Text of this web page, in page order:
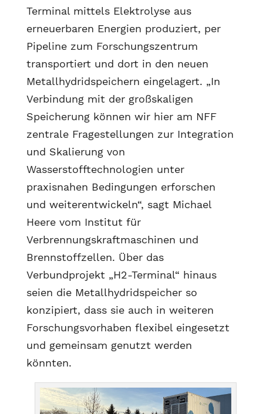
Terminal mittels Elektrolyse aus
erneuerbaren Energien produziert, per
Pipeline zum Forschungszentrum
transportiert und dort in den neuen
Metallhydridspeichern eingelagert. „In
Verbindung mit der großskaligen
Speicherung können wir hier am NFF
zentrale Fragestellungen zur Integration
und Skalierung von
Wasserstofftechnologien unter
praxisnahen Bedingungen erforschen
und weiterentwickeln“, sagt Michael
Heere vom Institut für
Verbrennungskraftmaschinen und
Brennstoffzellen. Über das
Verbundprojekt „H2-Terminal“ hinaus
seien die Metallhydridspeicher so
konzipiert, dass sie auch in weiteren
Forschungsvorhaben flexibel eingesetzt
und gemeinsam genutzt werden
könnten.